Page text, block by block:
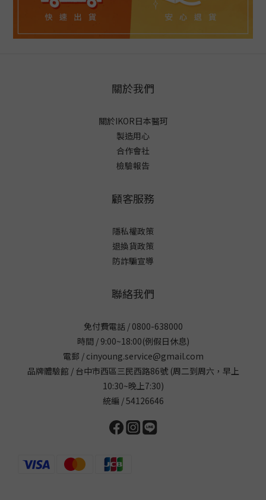
關於我們
關於IKOR日本醫珂
製造用心
合作會社
檢驗報告
顧客服務
隱私權政策
退換貨政策
防詐騙宣導
聯絡我們
免付費電話 / 0800-638000
時間 / 9:00~18:00(例假日休息)
電郵 / cinyoung.service@gmail.com
品牌體驗館 / 台中市西區三民西路86號 (周二到周六，早上
10:30~晚上7:30)
統編 / 54126646